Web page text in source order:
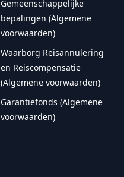
Gemeenschappelijke
bepalingen (Algemene
voorwaarden)
Waarborg Reisannulering
en Reiscompensatie
(Algemene voorwaarden)
Garantiefonds (Algemene
voorwaarden)